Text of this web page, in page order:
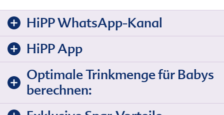
HiPP WhatsApp-Kanal
HiPP App
Optimale Trinkmenge für Babys
berechnen: